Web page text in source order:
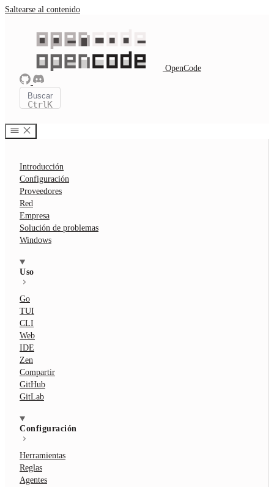
Saltearse al contenido
OpenCode
Buscar
CtrlK
Introducción
Configuración
Proveedores
Red
Empresa
Solución de problemas
Windows
Uso
Go
TUI
CLI
Web
IDE
Zen
Compartir
GitHub
GitLab
Configuración
Herramientas
Reglas
Agentes